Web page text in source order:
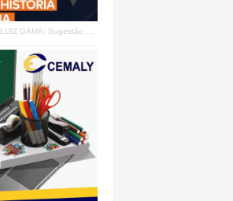
LUIZ GAMA: Sugestão Outro Olhar